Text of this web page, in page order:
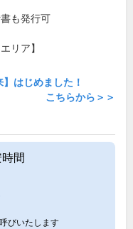
も発行可
リア】
はじめました！
こちらから＞＞
間
びいたします